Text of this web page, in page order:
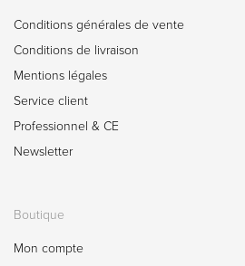
Conditions générales de vente
Conditions de livraison
Mentions légales
Service client
Professionnel & CE
Newsletter
Boutique
Mon compte